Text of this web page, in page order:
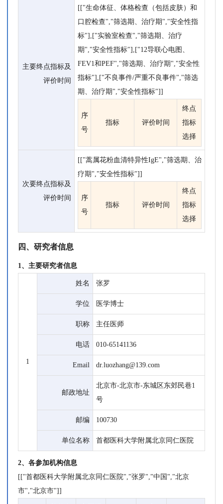
主要终点指标及
评价时间
[["生命体征、体格检查（包括皮肤）和
口腔检查","筛选期、治疗期","安全性指
标"],["实验室检查","筛选期、治疗
期","安全性指标"],["12导联心电图、
FEV1和PEF","筛选期、治疗期","安全性
指标"],["不良事件/严重不良事件","筛选
期、治疗期","安全性指标"]]
序
号
指标 评价时间
终点
指标
选择
次要终点指标及
评价时间
[["蒿属花粉血清特异性IgE","筛选期、治
疗期","安全性指标"]]
序
号
指标 评价时间
终点
指标
选择
四、研究者信息
1、主要研究者信息
1
姓名 张罗
学位 医学博士
职称 主任医师
电话 010-65141136
Email dr.luozhang@139.com
邮政地址
北京市-北京市-东城区东郊民巷1
号
邮编 100730
单位名称 首都医科大学附属北京同仁医院
2、各参加机构信息
[["首都医科大学附属北京同仁医院","张罗","中国","北京
市","北京市"]]